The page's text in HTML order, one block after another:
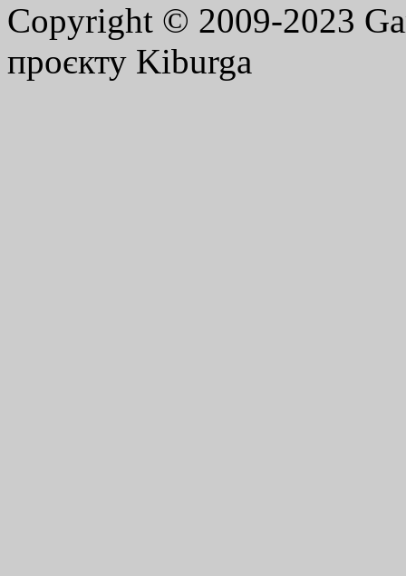
Copyright © 2009-2023
проєкту Kiburga